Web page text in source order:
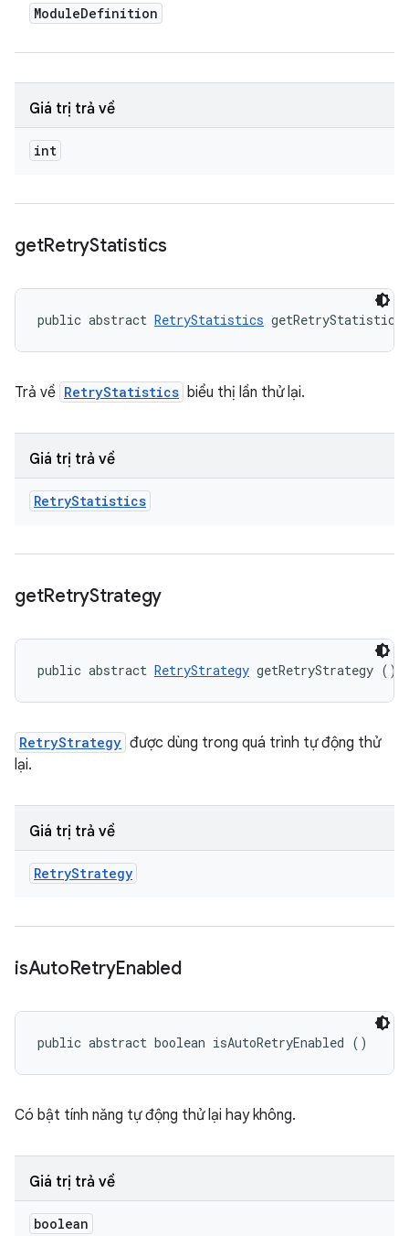
ModuleDefinition
Giá trị trả về
int
getRetryStatistics
public abstract RetryStatistics
Trả về RetryStatistics biểu thị lần thử lại.
Giá trị trả về
RetryStatistics
getRetryStrategy
public abstract RetryStrategy getRetryStrategy ()
RetryStrategy được dùng trong quá trình tự động thử
lại.
Giá trị trả về
RetryStrategy
isAutoRetryEnabled
public abstract boolean isAutoRetryEnabled ()
Có bật tính năng tự động thử lại hay không.
Giá trị trả về
boolean